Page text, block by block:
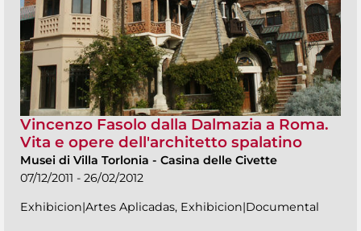
Vincenzo Fasolo dalla Dalmazia a Roma.
Vita e opere dell'architetto spalatino
Musei di Villa Torlonia - Casina delle Civette
07/12/2011 - 26/02/2012
Exhibicion|Artes Aplicadas, Exhibicion|Documental